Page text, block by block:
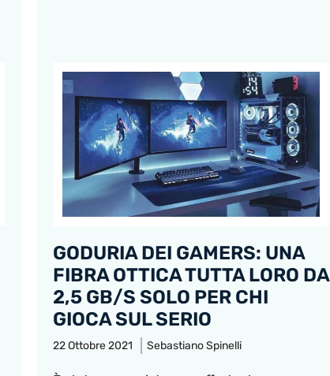
GODURIA DEI GAMERS: UNA
FIBRA OTTICA TUTTA LORO DA
2,5 GB/S SOLO PER CHI
GIOCA SUL SERIO
22 Ottobre 2021 Sebastiano Spinelli